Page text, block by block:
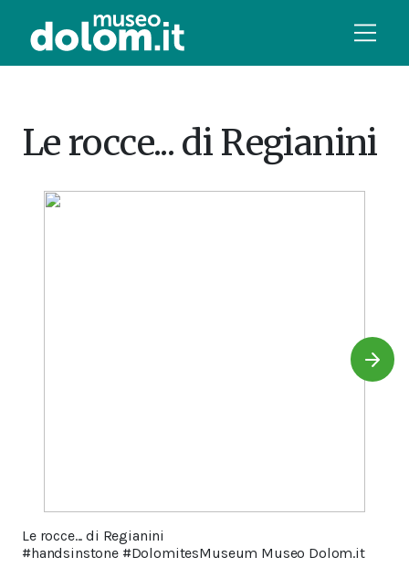
Le rocce... di Regianini
Le rocce... di Regianini
#handsinstone #DolomitesMuseum Museo Dolom.it